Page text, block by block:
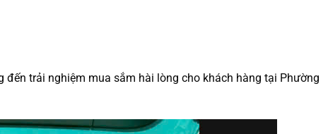
trải nghiệm mua sắm hài lòng cho khách hàng tại Phường